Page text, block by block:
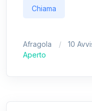
Chiama
Afragola 10
Aperto